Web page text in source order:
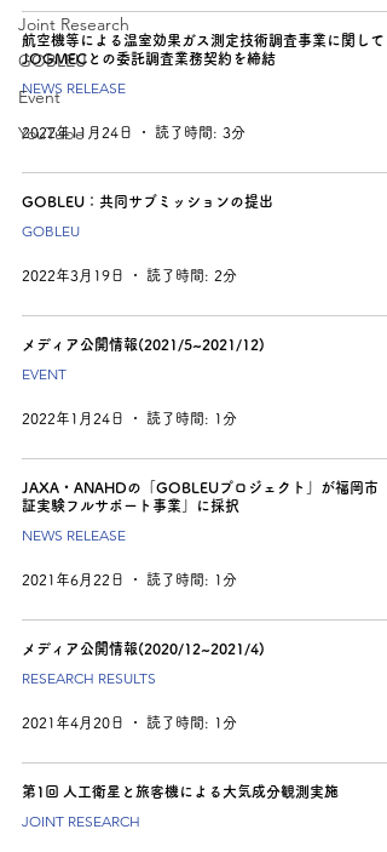
Joint Research
GOBLEU
Event
YouTube
航空機等による温室効果ガス測定技術調査事業に関して
JOGMECとの委託調査業務契約を締結
NEWS RELEASE
2022年11月24日 読了時間: 3分
GOBLEU：共同サブミッションの提出
GOBLEU
2022年3月19日 読了時間: 2分
メディア公開情報(2021/5~2021/12)
EVENT
2022年1月24日 読了時間: 1分
JAXA・ANAHDの「GOBLEUプロジェクト」が福岡市
証実験フルサポート事業」に採択
NEWS RELEASE
2021年6月22日 読了時間: 1分
メディア公開情報(2020/12~2021/4)
RESEARCH RESULTS
2021年4月20日 読了時間: 1分
第1回 人工衛星と旅客機による大気成分観測実施
JOINT RESEARCH